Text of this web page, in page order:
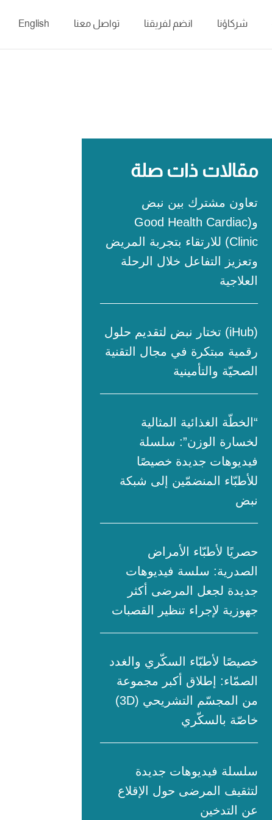
شركاؤنا انضم لفريقنا تواصل معنا English
مقالات ذات صلة
تعاون مشترك بين نبض
و(Good Health Cardiac
Clinic) للارتقاء بتجربة المريض
وتعزيز التفاعل خلال الرحلة
العلاجية
(iHub) تختار نبض لتقديم حلول
رقمية مبتكرة في مجال التقنية
الصحيّة والتأمينية
“الخطّة الغذائية المثالية
لخسارة الوزن”: سلسلة
فيديوهات جديدة خصيصًا
للأطبّاء المنضمّين إلى شبكة
نبض
حصريًا لأطبّاء الأمراض
الصدرية: سلسة فيديوهات
جديدة لجعل المرضى أكثر
جهوزية لإجراء تنظير القصبات
خصيصًا لأطبّاء السكّري والغدد
الصمّاء: إطلاق أكبر مجموعة
من المجسّم التشريحي (3D)
خاصّة بالسكّري
سلسلة فيديوهات جديدة
لتثقيف المرضى حول الإقلاع
عن التدخين